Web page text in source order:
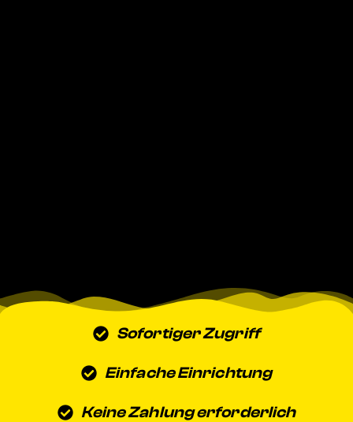
Sofortiger Zugriff
Einfache Einrichtung
Keine Zahlung erforderlich